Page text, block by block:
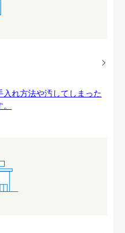
れ方法や汚してしまった